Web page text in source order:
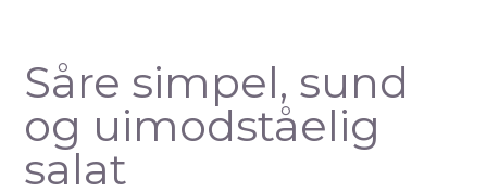
Såre simpel, sund
og uimodståelig
salat